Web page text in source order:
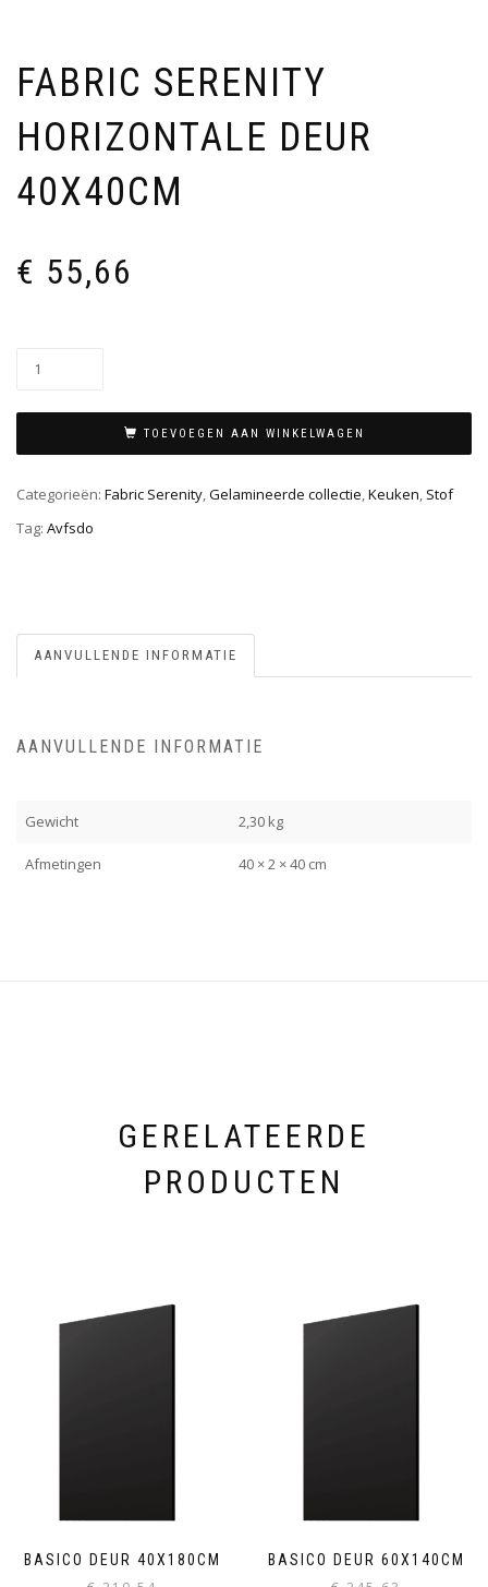
FABRIC SERENITY
HORIZONTALE DEUR
40X40CM
€ 55,66
TOEVOEGEN AAN WINKELWAGEN
Categorieën: Fabric Serenity,Gelamineerde collectie,Keuken, Stof
Tag: Avfsdo
AANVULLENDE INFORMATIE
AANVULLENDE INFORMATIE
Gewicht 2,30 kg
Afmetingen 40 × 2 × 40 cm
GERELATEERDE
PRODUCTEN
BASICO DEUR 40X180CM BASICO DEUR 60X140CM